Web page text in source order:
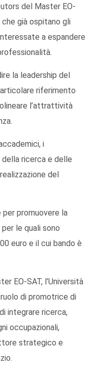
del Master EO-
già ospitano gli
a espandere
la leadership del
riferimento
l’attrattività
i
ricerca e delle
del
per promuovere la
le quali sono
euro e il cui bando è
EO-SAT, l’Università
di promotrice di
integrare ricerca,
occupazionali,
strategico e